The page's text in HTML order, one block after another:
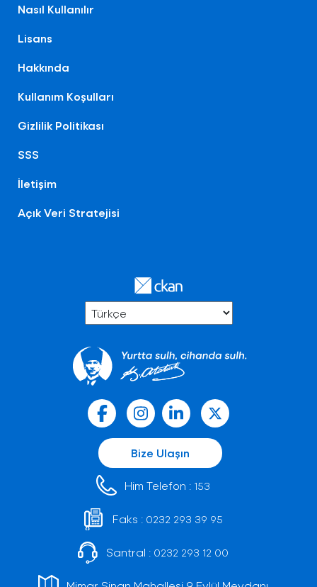
Nasıl Kullanılır
Lisans
Hakkında
Kullanım Koşulları
Gizlilik Politikası
SSS
İletişim
Açık Veri Stratejisi
Bize Ulaşın
Him Telefon : 153
Faks : 0232 293 39 95
Santral : 0232 293 12 00